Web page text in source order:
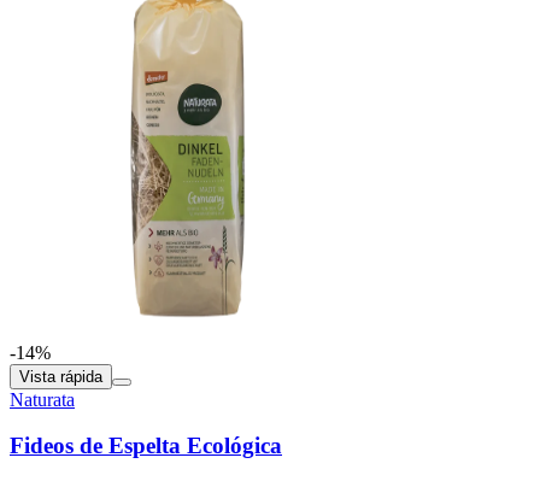
-14%
Vista rápida
Naturata
Fideos de Espelta Ecológica